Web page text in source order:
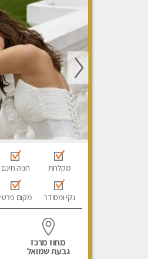
מקלחת חניה חינם
נקי ומסודר מקום פרטי
מחוז מרכז
גבעת שמואל